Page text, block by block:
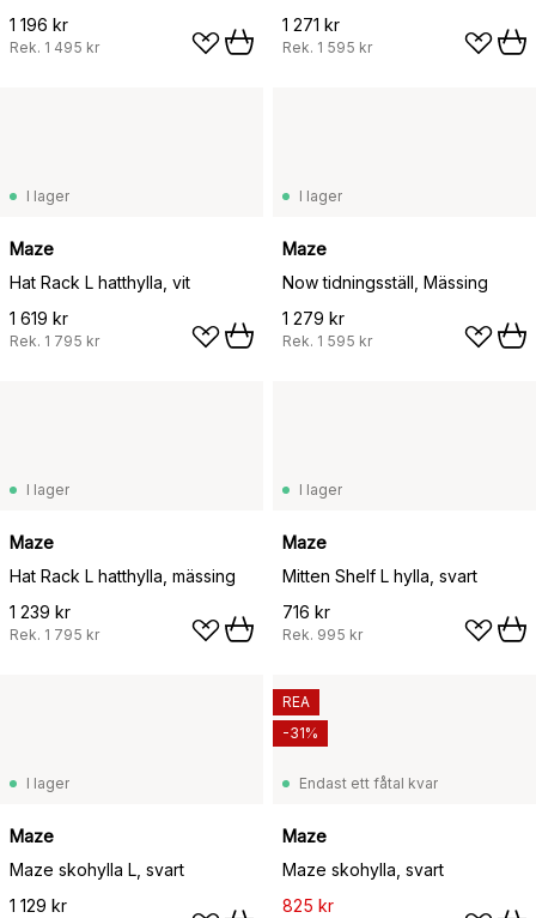
1 196 kr
Rek. 1 495 kr
1 271 kr
Rek. 1 595 kr
I lager
Maze
Hat Rack L hatthylla, vit
1 619 kr
Rek. 1 795 kr
I lager
Maze
Now tidningsställ, Mässing
1 279 kr
Rek. 1 595 kr
I lager
Maze
Hat Rack L hatthylla, mässing
1 239 kr
Rek. 1 795 kr
I lager
Maze
Mitten Shelf L hylla, svart
716 kr
Rek. 995 kr
I lager
Maze
Maze skohylla L, svart
1 129 kr
Endast ett fåtal kvar
Maze
Maze skohylla, svart
825 kr
REA
-31%